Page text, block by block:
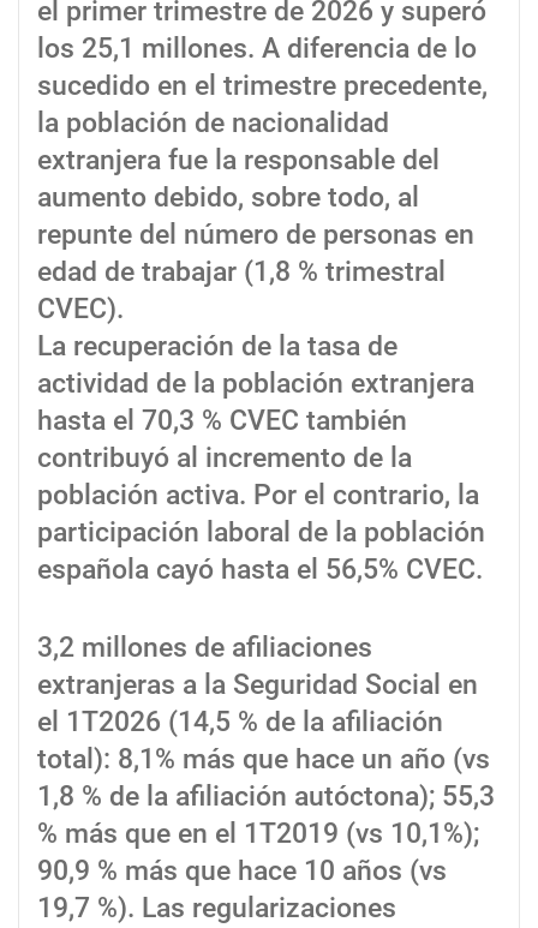
el primer trimestre de 2026 y superó
los 25,1 millones. A diferencia de lo
sucedido en el trimestre precedente,
la población de nacionalidad
extranjera fue la responsable del
aumento debido, sobre todo, al
repunte del número de personas en
edad de trabajar (1,8 % trimestral
CVEC).
La recuperación de la tasa de
actividad de la población extranjera
hasta el 70,3 % CVEC también
contribuyó al incremento de la
población activa. Por el contrario, la
participación laboral de la población
española cayó hasta el 56,5% CVEC.
3,2 millones de afiliaciones
extranjeras a la Seguridad Social en
el 1T2026 (14,5 % de la afiliación
total): 8,1% más que hace un año (vs
1,8 % de la afiliación autóctona); 55,3
% más que en el 1T2019 (vs 10,1%);
90,9 % más que hace 10 años (vs
19,7 %). Las regularizaciones